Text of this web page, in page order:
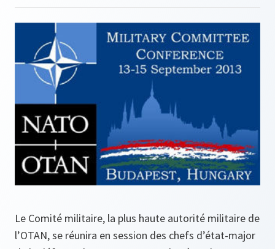
Le Comité militaire, la plus haute autorité militaire de
l’OTAN, se réunira en session des chefs d’état-major